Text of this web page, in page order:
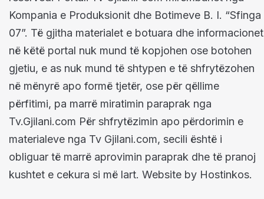
Kompania e Produksionit dhe Botimeve B. I. “Sfinga
07”. Të gjitha materialet e botuara dhe informacionet
në këtë portal nuk mund të kopjohen ose botohen
gjetiu, e as nuk mund të shtypen e të shfrytëzohen
në mënyrë apo formë tjetër, ose për qëllime
përfitimi, pa marrë miratimin paraprak nga
Tv.Gjilani.com Për shfrytëzimin apo përdorimin e
materialeve nga Tv Gjilani.com, secili është i
obliguar të marrë aprovimin paraprak dhe të pranoj
kushtet e cekura si më lart. Website by Hostinkos.